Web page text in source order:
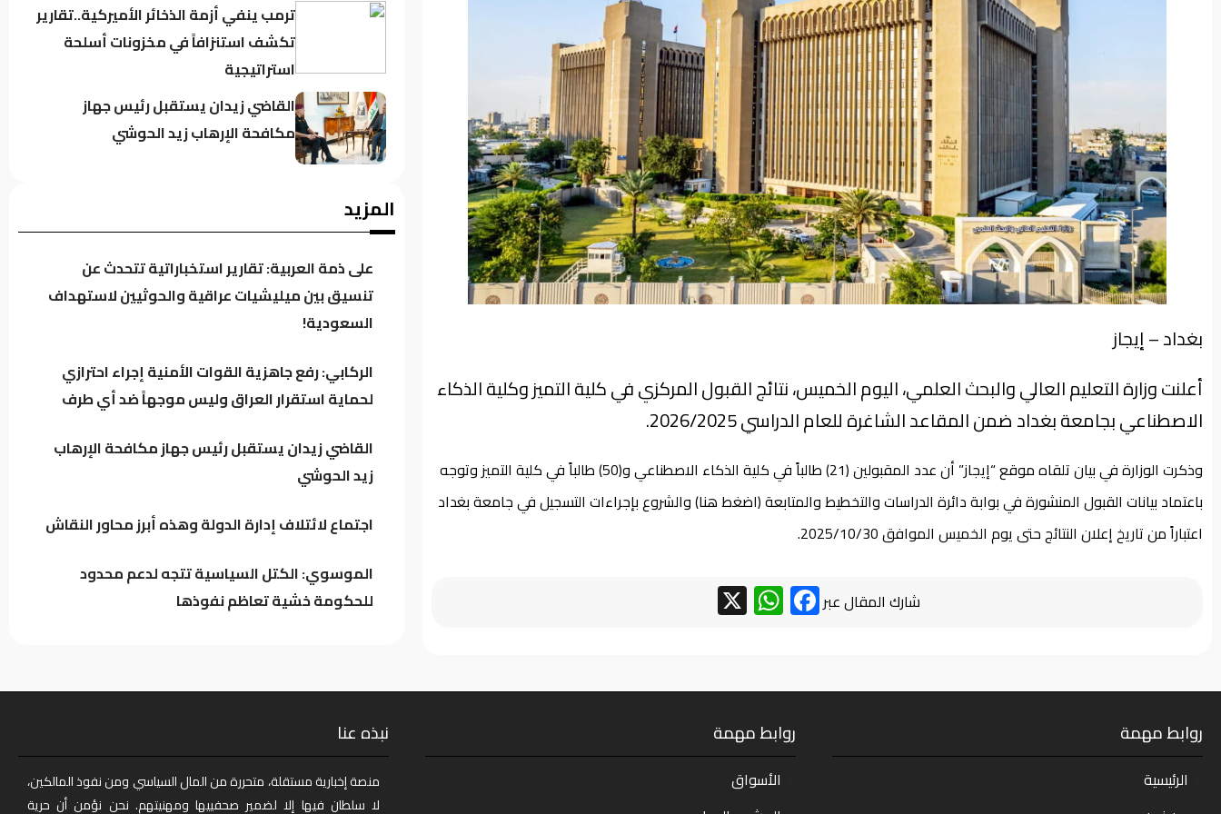
بغداد – إيجاز
أعلنت وزارة التعليم العالي والبحث العلمي، اليوم الخميس، نتائج القبول المركزي في كلية التميز وكلية الذكاء
الاصطناعي بجامعة بغداد ضمن المقاعد الشاغرة للعام الدراسي 2026/2025.
وذكرت الوزارة في بيان تلقاه موقع “إيجاز” أن عدد المقبولين (21) طالباً في كلية الذكاء الاصطناعي و(50) طالباً في كلية التميز وتوجه
باعتماد بيانات القبول المنشورة في بوابة دائرة الدراسات والتخطيط والمتابعة (اضغط هنا) والشروع بإجراءات التسجيل في جامعة بغداد
اعتباراً من تاريخ إعلان النتائج حتى يوم الخميس الموافق 2025/10/30.
شارك المقال عبر Facebook
WhatsApp
ترمب ينفي أزمة الذخائر الأميركية..تقارير
تكشف استنزافاً في مخزونات أسلحة
استراتيجية
القاضي زيدان يستقبل رئيس جهاز
مكافحة الإرهاب زيد الحوشي
كردستان تحت مجهر “صولة الزيدي”..
باحث سياسي: النظام في العراق لا يدير
الأزمات.. بل يصنعها للبقاء
المزيد
على ذمة العربية: تقارير استخباراتية تتحدث عن
تنسيق بين ميليشيات عراقية والحوثيين لاستهداف
السعودية!
الركابي: رفع جاهزية القوات الأمنية إجراء احترازي
لحماية استقرار العراق وليس موجهاً ضد أي طرف
القاضي زيدان يستقبل رئيس جهاز مكافحة الإرهاب
زيد الحوشي
اجتماع لائتلاف إدارة الدولة وهذه أبرز محاور النقاش
الموسوي: الكتل السياسية تتجه لدعم محدود
للحكومة خشية تعاظم نفوذها
روابط مهمة
الرئيسية
روابط مهمة
الأسواق
نبذه عنا
منصة إخبارية مستقلة، متحررة من المال السياسي ومن نفوذ المالكين،
لا سلطان فيها إلا لضمير صحفييها ومهنيتهم. نحن نؤمن أن حرية